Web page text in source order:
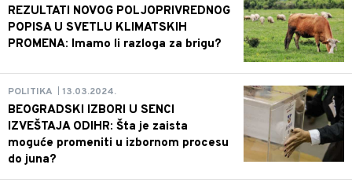
REZULTATI NOVOG POLJOPRIVREDNOG
POPISA U SVETLU KLIMATSKIH
PROMENA: Imamo li razloga za brigu?
POLITIKA 13.03.2024.
BEOGRADSKI IZBORI U SENCI
IZVEŠTAJA ODIHR: Šta je zaista
moguće promeniti u izbornom procesu
do juna?